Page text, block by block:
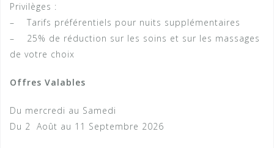
Privilèges :
– Tarifs préférentiels pour nuits supplémentaires
– 25% de réduction sur les soins et sur les massages
de votre choix
Offres Valables
Du mercredi au Samedi
Du 2 Août au 11 Septembre 2026